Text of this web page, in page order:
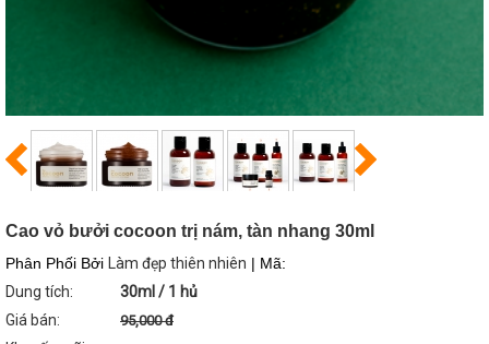
Cao vỏ bưởi cocoon trị nám, tàn nhang 30ml
Phân Phối Bởi Làm đẹp thiên nhiên | Mã:
Dung tích:
30ml / 1 hủ
Giá bán:
95,000 đ